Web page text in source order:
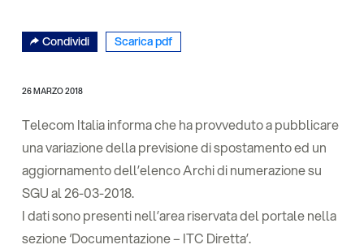
Condividi Scarica pdf
26 MARZO 2018
Telecom Italia informa che ha provveduto a pubblicare
una variazione della previsione di spostamento ed un
aggiornamento dell’elenco Archi di numerazione su
SGU al 26-03-2018.
I dati sono presenti nell’area riservata del portale nella
sezione ‘Documentazione – ITC Diretta’.